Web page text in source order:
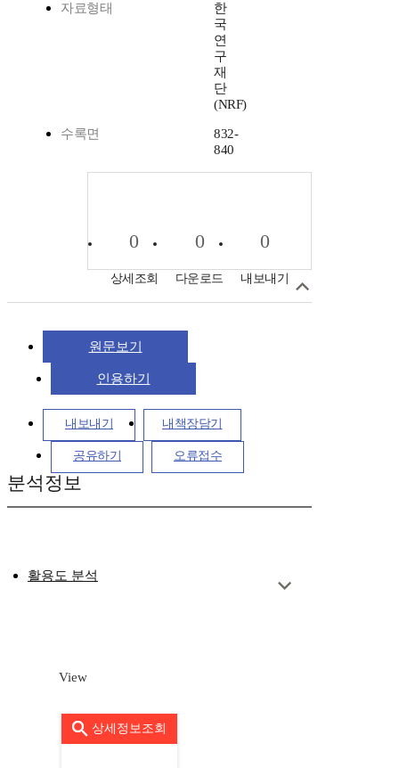
자료형태
한
국
연
구
재
단
(NRF)
수록면
832-
840
0
상세조회
0
다운로드
0
내보내기
원문보기
인용하기
내보내기 내책장담기
공유하기 오류접수
분석정보
활용도 분석
View
상세정보조회